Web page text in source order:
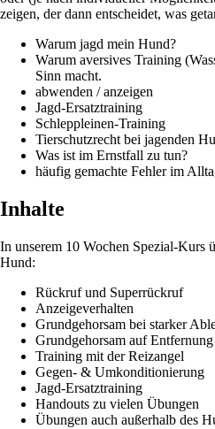
zeigen, der dann entscheidet, was
Warum jagd mein Hund?
Warum aversives Training
Sinn macht.
abwenden / anzeigen
Jagd-Ersatztraining
Schleppleinen-Training
Tierschutzrecht bei jagenden
Was ist im Ernstfall zu tun?
häufig gemachte Fehler im
Inhalte
In unserem 10 Wochen Spezial-Kurs
Hund:
Rückruf und Superrückruf
Anzeigeverhalten
Grundgehorsam bei starker
Grundgehorsam auf Entfernung
Training mit der Reizangel
Gegen- & Umkonditionierung
Jagd-Ersatztraining
Handouts zu vielen Übungen
Übungen auch außerhalb des